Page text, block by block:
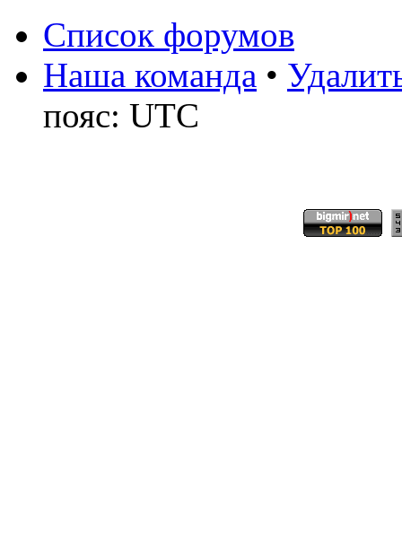
Список форумов
Наша команда •
пояс: UTC